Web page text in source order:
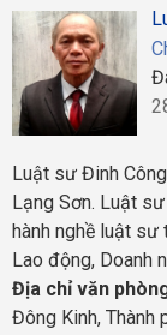
Luật sư Đinh
Lạng Sơn. Luật
hành nghề luật
Lao động, Doanh
Địa chỉ văn
Đông Kinh, Thành